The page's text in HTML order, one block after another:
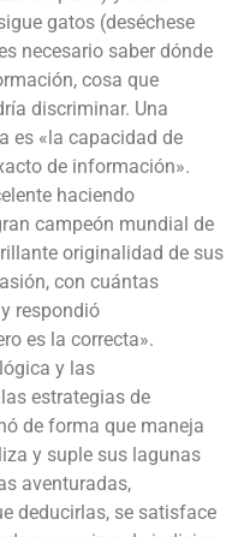
gatos (deséchese
necesario saber dónde
cosa que
discriminar. Una
es «la capacidad de
de información».
haciendo
campeón mundial de
originalidad de sus
con cuántas
respondió
es la correcta».
y las
estrategias de
de forma que maneja
y suple sus lagunas
aventuradas,
deducirlas, se satisface